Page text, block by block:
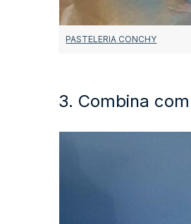
PASTELERIA CONCHY
3. Combina